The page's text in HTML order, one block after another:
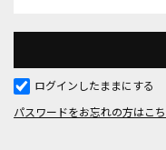
ログインしたままにする
パスワードをお忘れの方はこ